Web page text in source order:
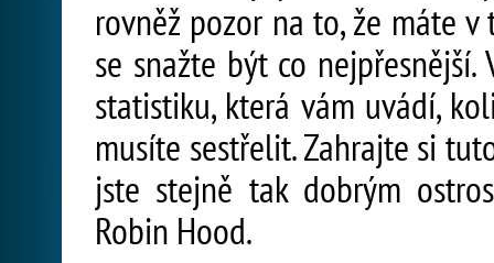
rovněž pozor na to, že máte
se snažte být co
statistiku, která vám uvádí,
musíte sestřelit. Zahrajte si
jste stejně tak dobrým
Robin Hood.